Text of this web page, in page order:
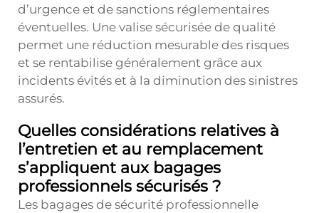
d’urgence et de sanctions réglementaires
éventuelles. Une valise sécurisée de qualité
permet une réduction mesurable des risques
et se rentabilise généralement grâce aux
incidents évités et à la diminution des sinistres
assurés.
Quelles considérations relatives à
l’entretien et au remplacement
s’appliquent aux bagages
professionnels sécurisés ?
Les bagages de sécurité professionnelle